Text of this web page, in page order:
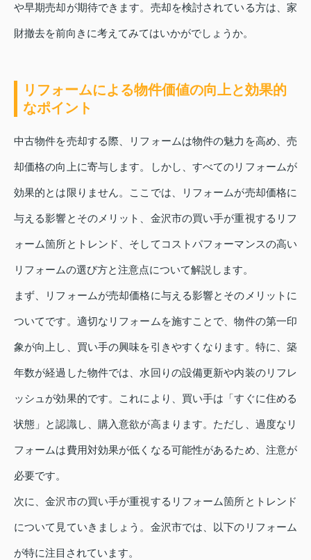
や早期売却が期待できます。売却を検討されている方は、家
財撤去を前向きに考えてみてはいかがでしょうか。
リフォームによる物件価値の向上と効果的
なポイント
中古物件を売却する際、リフォームは物件の魅力を高め、売
却価格の向上に寄与します。しかし、すべてのリフォームが
効果的とは限りません。ここでは、リフォームが売却価格に
与える影響とそのメリット、金沢市の買い手が重視するリフ
ォーム箇所とトレンド、そしてコストパフォーマンスの高い
リフォームの選び方と注意点について解説します。
まず、リフォームが売却価格に与える影響とそのメリットに
ついてです。適切なリフォームを施すことで、物件の第一印
象が向上し、買い手の興味を引きやすくなります。特に、築
年数が経過した物件では、水回りの設備更新や内装のリフレ
ッシュが効果的です。これにより、買い手は「すぐに住める
状態」と認識し、購入意欲が高まります。ただし、過度なリ
フォームは費用対効果が低くなる可能性があるため、注意が
必要です。
次に、金沢市の買い手が重視するリフォーム箇所とトレンド
について見ていきましょう。金沢市では、以下のリフォーム
が特に注目されています。